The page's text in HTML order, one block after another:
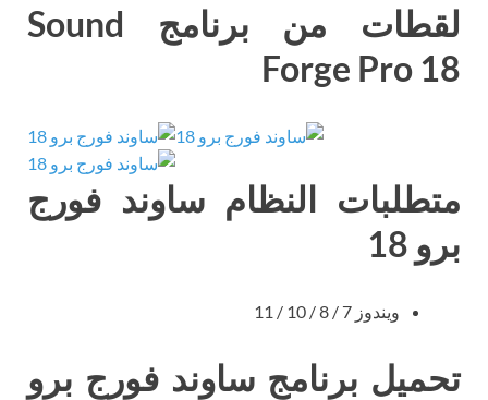
لقطات من برنامج Sound
Forge Pro 18
متطلبات النظام ساوند فورج
برو 18
ويندوز 7 / 8 / 10 / 11
تحميل برنامج ساوند فورج برو